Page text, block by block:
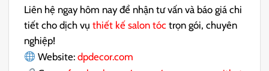
Liên hệ ngay hôm nay để nhận tư vấn và báo giá chi
tiết cho dịch vụthiết kế salon tóc trọn gói, chuyên
nghiệp!
Website:dpdecor.com